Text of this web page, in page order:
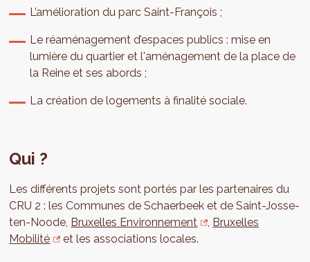
L’amélioration du parc Saint-François ;
Le réaménagement d’espaces publics : mise en
lumière du quartier et l'aménagement de la place de
la Reine et ses abords ;
La création de logements à finalité sociale.
Qui ?
Les différents projets sont portés par les partenaires du
CRU 2 : les Communes de Schaerbeek et de Saint-Josse-
ten-Noode, Bruxelles Environnement , Bruxelles
Mobilité
et les associations locales.